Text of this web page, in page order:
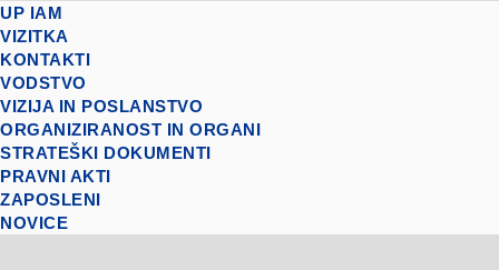
UP IAM
VIZITKA
KONTAKTI
VODSTVO
VIZIJA IN POSLANSTVO
ORGANIZIRANOST IN ORGANI
STRATEŠKI DOKUMENTI
PRAVNI AKTI
ZAPOSLENI
NOVICE